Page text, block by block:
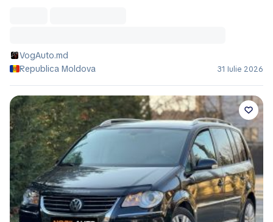
VogAuto.md
Republica Moldova
31 Iulie 2026